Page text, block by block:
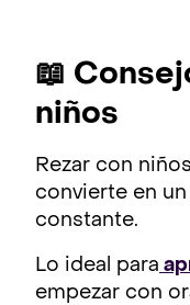
📖
niños
Rezar con
convierte en
constante.
Lo ideal para
empezar con